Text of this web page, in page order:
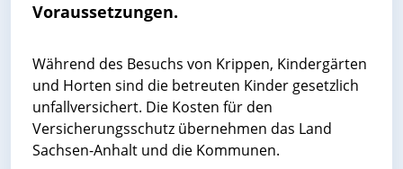
Voraussetzungen.
Während des Besuchs von Krippen, Kindergärten
und Horten sind die betreuten Kinder gesetzlich
unfallversichert. Die Kosten für den
Versicherungsschutz übernehmen das Land
Sachsen-Anhalt und die Kommunen.